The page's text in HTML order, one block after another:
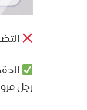
رجل